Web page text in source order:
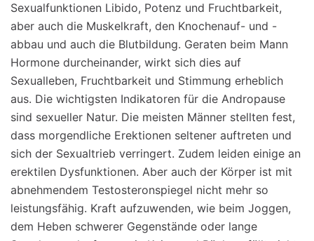
Sexualfunktionen Libido, Potenz und Fruchtbarkeit,
aber auch die Muskelkraft, den Knochenauf- und -
abbau und auch die Blutbildung. Geraten beim Mann
Hormone durcheinander, wirkt sich dies auf
Sexualleben, Fruchtbarkeit und Stimmung erheblich
aus. Die wichtigsten Indikatoren für die Andropause
sind sexueller Natur. Die meisten Männer stellten fest,
dass morgendliche Erektionen seltener auftreten und
sich der Sexualtrieb verringert. Zudem leiden einige an
erektilen Dysfunktionen. Aber auch der Körper ist mit
abnehmendem Testosteronspiegel nicht mehr so
leistungsfähig. Kraft aufzuwenden, wie beim Joggen,
dem Heben schwerer Gegenstände oder lange